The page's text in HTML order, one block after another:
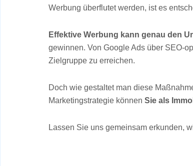
Werbung überflutet werden, ist es
Effektive Werbung kann genau den
gewinnen. Von Google Ads über SEO-
Zielgruppe zu erreichen.
Doch wie gestaltet man diese
Marketingstrategie können Sie als
Lassen Sie uns gemeinsam erkunden,